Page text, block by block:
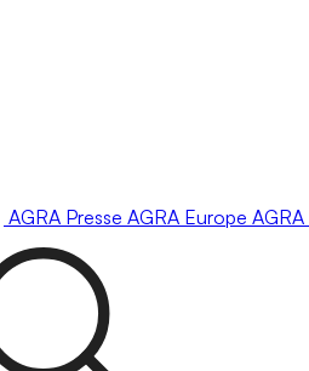
AGRA Presse AGRA Europe AGRA